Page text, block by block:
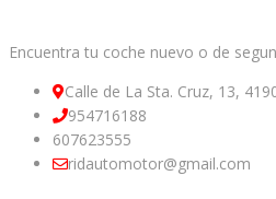
Encuentra tu coche nuevo o de
Calle de La Sta. Cruz, 13,
954716188
607623555
ridautomotor@gmail.com